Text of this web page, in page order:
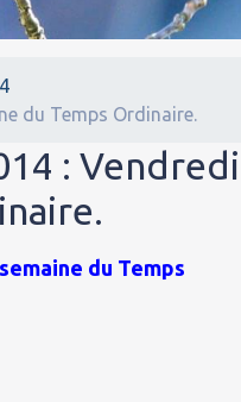
du Temps Ordinaire.
: Vendredi
semaine du Temps